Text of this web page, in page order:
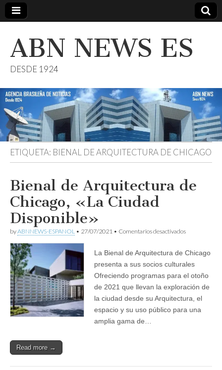
ABN NEWS ES
DESDE 1924
ETIQUETA: BIENAL DE ARQUITECTURA DE CHICAGO
Bienal de Arquitectura de
Chicago, «La Ciudad
Disponible»
byABNNEWS-ESPANOL • 27/07/2021 • Comentarios desactivadosen
Arquitectura
de
«La
Ciudad
La Bienal de Arquitectura de Chicago
presenta a sus socios culturales
Ofreciendo programas para el otoño
de 2021 que llevan la exploración de
la ciudad desde su Arquitectura, el
espacio y su uso público para una
amplia gama de…
Read more →